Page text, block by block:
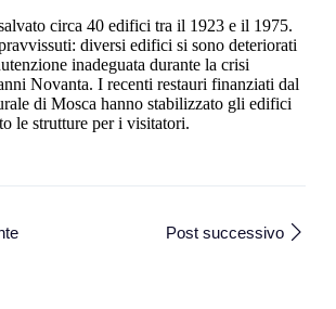
circa 40 edifici tra il 1923 e il 1975.
diversi edifici si sono deteriorati
inadeguata durante la crisi
Novanta. I recenti restauri finanziati dal
di Mosca hanno stabilizzato gli edifici
le strutture per i visitatori.
Post successivo